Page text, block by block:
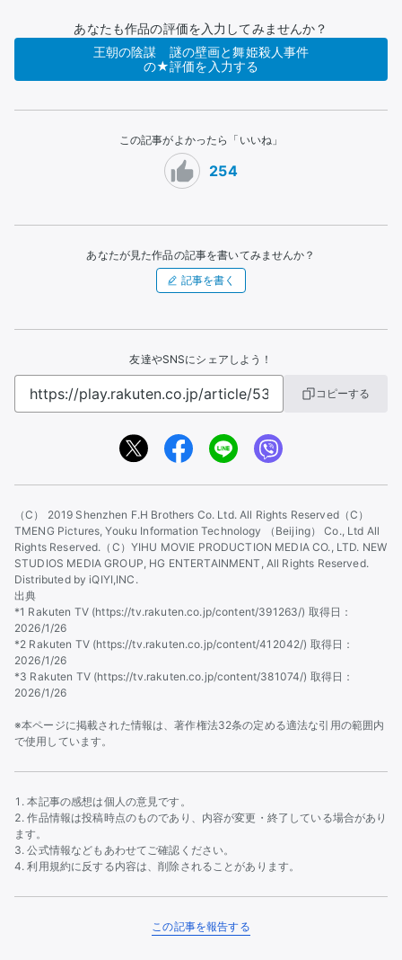
あなたも作品の評価を入力してみませんか？
王朝の陰謀 謎の壁画と舞姫殺人事件
の★評価を入力する
この記事がよかったら「いいね」
254
あなたが見た作品の記事を書いてみませんか？
記事を書く
友達やSNSにシェアしよう！
コピーする
（C） 2019 Shenzhen F.H Brothers Co. Ltd. All Rights Reserved（C）
TMENG Pictures, Youku Information Technology （Beijing） Co., Ltd All
Rights Reserved. （C）YIHU MOVIE PRODUCTION MEDIA CO., LTD. NEW
STUDIOS MEDIA GROUP, HG ENTERTAINMENT, All Rights Reserved.
Distributed by iQIYI,INC.
出典
*1 Rakuten TV (https://tv.rakuten.co.jp/content/391263/) 取得日：
2026/1/26
*2 Rakuten TV (https://tv.rakuten.co.jp/content/412042/) 取得日：
2026/1/26
*3 Rakuten TV (https://tv.rakuten.co.jp/content/381074/) 取得日：
2026/1/26
※本ページに掲載された情報は、著作権法32条の定める適法な引用の範囲内
で使用しています。
本記事の感想は個人の意見です。
作品情報は投稿時点のものであり、内容が変更・終了している場合があり
ます。
公式情報などもあわせてご確認ください。
利用規約に反する内容は、削除されることがあります。
この記事を報告する